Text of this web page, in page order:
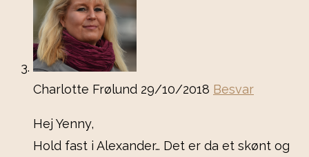
Charlotte Frølund 29/10/2018 Besvar
Hej Yenny,
Hold fast i Alexander… Det er da et skønt og